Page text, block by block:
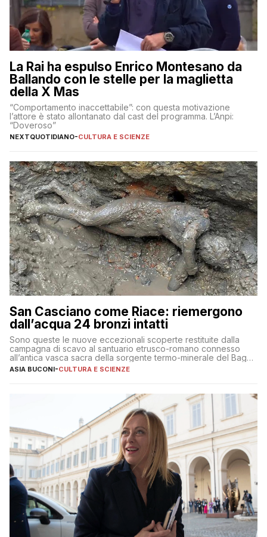
La Rai ha espulso Enrico Montesano da
Ballando con le stelle per la maglietta
della X Mas
“Comportamento inaccettabile”: con questa motivazione
l’attore è stato allontanato dal cast del programma. L’Anpi:
“Doveroso”
NEXTQUOTIDIANO-CULTURA E SCIENZE
San Casciano come Riace: riemergono
dall’acqua 24 bronzi intatti
Sono queste le nuove eccezionali scoperte restituite dalla
campagna di scavo al santuario etrusco-romano connesso
all’antica vasca sacra della sorgente termo-minerale del Bagno
Grande
ASIA BUCONI-CULTURA E SCIENZE